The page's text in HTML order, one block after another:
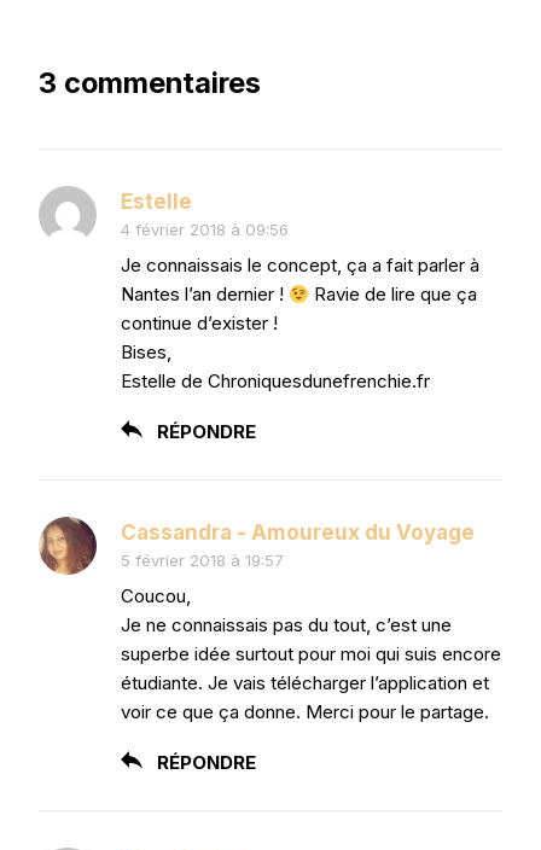
3 commentaires
Estelle
4 février 2018 à 09:56
Je connaissais le concept, ça a fait parler à
Nantes l’an dernier !
Ravie de lire que ça
continue d’exister !
Bises,
Estelle de Chroniquesdunefrenchie.fr
RÉPONDRE
Cassandra - Amoureux du Voyage
5 février 2018 à 19:57
Coucou,
Je ne connaissais pas du tout, c’est une
superbe idée surtout pour moi qui suis encore
étudiante. Je vais télécharger l’application et
voir ce que ça donne. Merci pour le partage.
RÉPONDRE